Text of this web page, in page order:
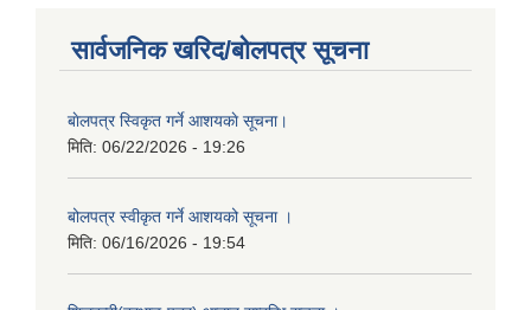
सार्वजनिक खरिद/बोलपत्र सूचना
बाेलपत्र स्विकृत गर्ने आशयकाे सूचना।
मिति: 06/22/2026 - 19:26
बोलपत्र स्वीकृत गर्ने आशयको सूचना ।
मिति: 06/16/2026 - 19:54